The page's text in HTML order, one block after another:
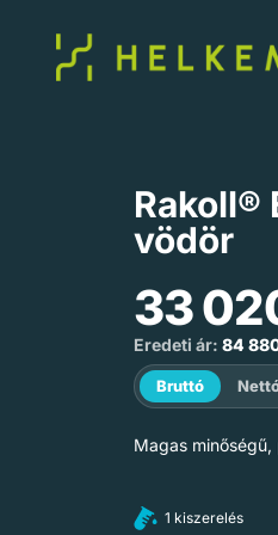
Rakoll®
vödör
33
Eredeti ár: 84
Bruttó
Magas
1 kiszerelés